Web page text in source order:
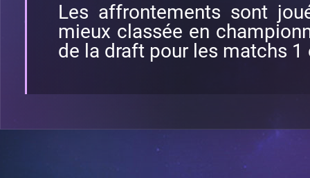
Les affrontements sont
mieux classée en
de la draft pour les matchs 1